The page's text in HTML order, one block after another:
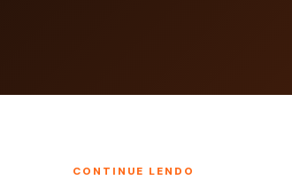
CONTINUE LENDO